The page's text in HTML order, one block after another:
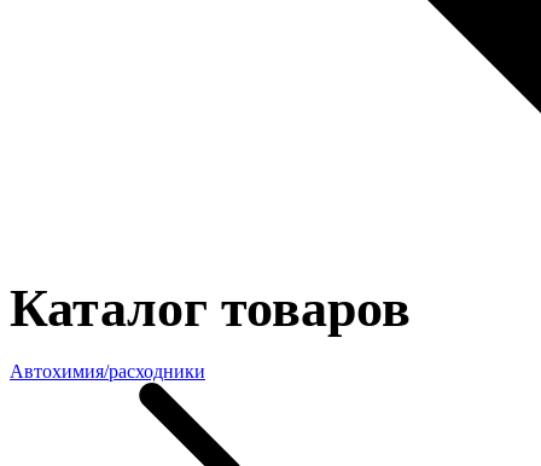
Каталог товаров
Автохимия/расходники